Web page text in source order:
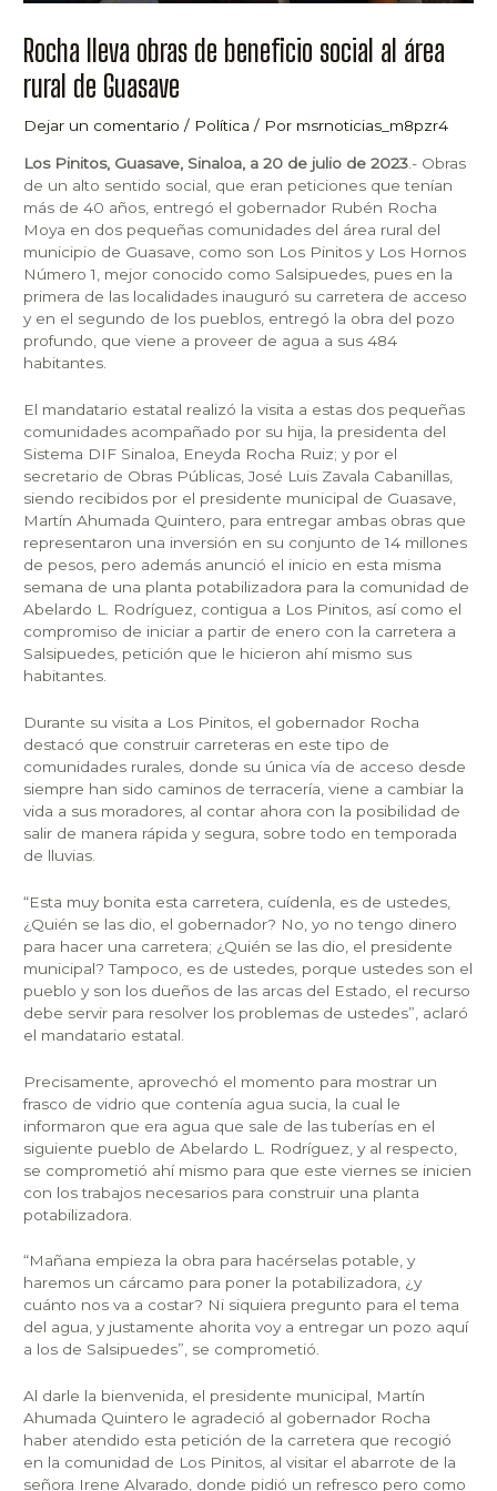
Rocha lleva obras de beneficio social al área
rural de Guasave
Dejar un comentario / Política / Por msrnoticias_m8pzr4
Los Pinitos, Guasave, Sinaloa, a 20 de julio de 2023 .- Obras
de un alto sentido social, que eran peticiones que tenían
más de 40 años, entregó el gobernador Rubén Rocha
Moya en dos pequeñas comunidades del área rural del
municipio de Guasave, como son Los Pinitos y Los Hornos
Número 1, mejor conocido como Salsipuedes, pues en la
primera de las localidades inauguró su carretera de acceso
y en el segundo de los pueblos, entregó la obra del pozo
profundo, que viene a proveer de agua a sus 484
habitantes.
El mandatario estatal realizó la visita a estas dos pequeñas
comunidades acompañado por su hija, la presidenta del
Sistema DIF Sinaloa, Eneyda Rocha Ruiz; y por el
secretario de Obras Públicas, José Luis Zavala Cabanillas,
siendo recibidos por el presidente municipal de Guasave,
Martín Ahumada Quintero, para entregar ambas obras que
representaron una inversión en su conjunto de 14 millones
de pesos, pero además anunció el inicio en esta misma
semana de una planta potabilizadora para la comunidad de
Abelardo L. Rodríguez, contigua a Los Pinitos, así como el
compromiso de iniciar a partir de enero con la carretera a
Salsipuedes, petición que le hicieron ahí mismo sus
habitantes.
Durante su visita a Los Pinitos, el gobernador Rocha
destacó que construir carreteras en este tipo de
comunidades rurales, donde su única vía de acceso desde
siempre han sido caminos de terracería, viene a cambiar la
vida a sus moradores, al contar ahora con la posibilidad de
salir de manera rápida y segura, sobre todo en temporada
de lluvias.
“Esta muy bonita esta carretera, cuídenla, es de ustedes,
¿Quién se las dio, el gobernador? No, yo no tengo dinero
para hacer una carretera; ¿Quién se las dio, el presidente
municipal? Tampoco, es de ustedes, porque ustedes son el
pueblo y son los dueños de las arcas del Estado, el recurso
debe servir para resolver los problemas de ustedes”, aclaró
el mandatario estatal.
Precisamente, aprovechó el momento para mostrar un
frasco de vidrio que contenía agua sucia, la cual le
informaron que era agua que sale de las tuberías en el
siguiente pueblo de Abelardo L. Rodríguez, y al respecto,
se comprometió ahí mismo para que este viernes se inicien
con los trabajos necesarios para construir una planta
potabilizadora.
“Mañana empieza la obra para hacérselas potable, y
haremos un cárcamo para poner la potabilizadora, ¿y
cuánto nos va a costar? Ni siquiera pregunto para el tema
del agua, y justamente ahorita voy a entregar un pozo aquí
a los de Salsipuedes”, se comprometió.
Al darle la bienvenida, el presidente municipal, Martín
Ahumada Quintero le agradeció al gobernador Rocha
haber atendido esta petición de la carretera que recogió
en la comunidad de Los Pinitos, al visitar el abarrote de la
señora Irene Alvarado, donde pidió un refresco pero como